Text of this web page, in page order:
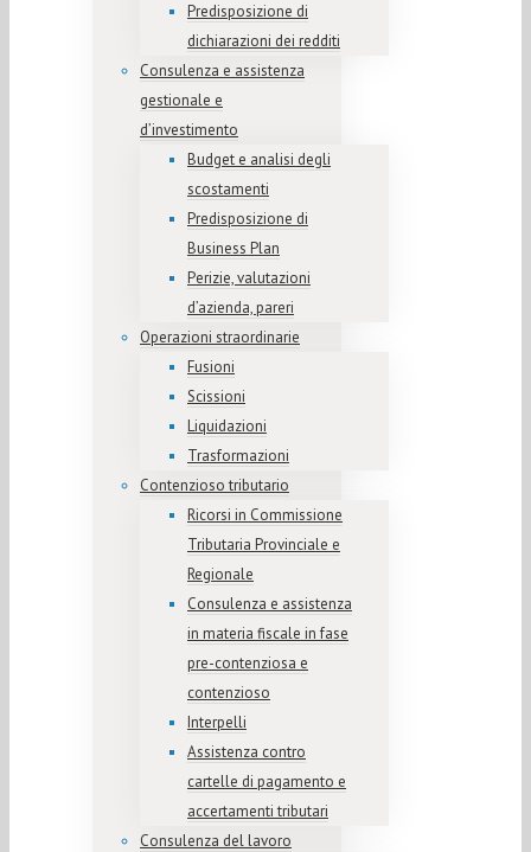
Predisposizione di
dichiarazioni dei redditi
Consulenza e assistenza
gestionale e
d’investimento
Budget e analisi degli
scostamenti
Predisposizione di
Business Plan
Perizie, valutazioni
d’azienda, pareri
Operazioni straordinarie
Fusioni
Scissioni
Liquidazioni
Trasformazioni
Contenzioso tributario
Ricorsi in Commissione
Tributaria Provinciale e
Regionale
Consulenza e assistenza
in materia fiscale in fase
pre-contenziosa e
contenzioso
Interpelli
Assistenza contro
cartelle di pagamento e
accertamenti tributari
Consulenza del lavoro